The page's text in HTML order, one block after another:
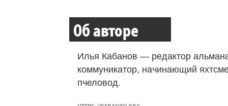
Об авторе
Илья Кабанов — редактор
коммуникатор, начинающий
пчеловод.